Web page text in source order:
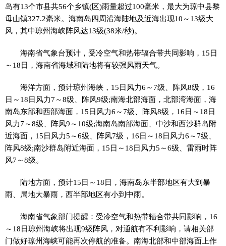
岛有13个市县共56个乡镇(区)雨量超过100毫米，最大为琼中县黎
母山镇327.2毫米。海南岛四周沿海陆地及近海出现10～13级大
风，其中琼州海峡阵风达13级(38米/秒)。
海南省气象台预计，受冷空气和热带辐合带共同影响，15日
～18日，海南省海域和陆地将有较强风雨天气。
海洋方面，预计琼州海峡，15日风力6～7级、阵风8级，16
日～18日风力7～8级、阵风9级;南海北部海面，北部湾海面，海
南岛东部和西部海面，15日风力6～7级、阵风8级，16日～18日
风力7～8级、阵风9～10级;海南岛南部海面、中沙和西沙群岛附
近海面，15日风力5～6级、阵风7级，16日～18日风力6～7级、
阵风8级;南沙群岛附近海面，15日～18日风力5～6级、雷雨时阵
风7～8级。
陆地方面，预计15日～18日，海南岛东半部地区有大到暴
雨、局地大暴雨，西半部地区有小到中雨。
海南省气象部门提醒：受冷空气和热带辐合带共同影响，16
～18日琼州海峡将出现9级阵风，对通航有不利影响，请相关部
门做好琼州海峡可能再次停航的准备。南海北部和中部海面上作